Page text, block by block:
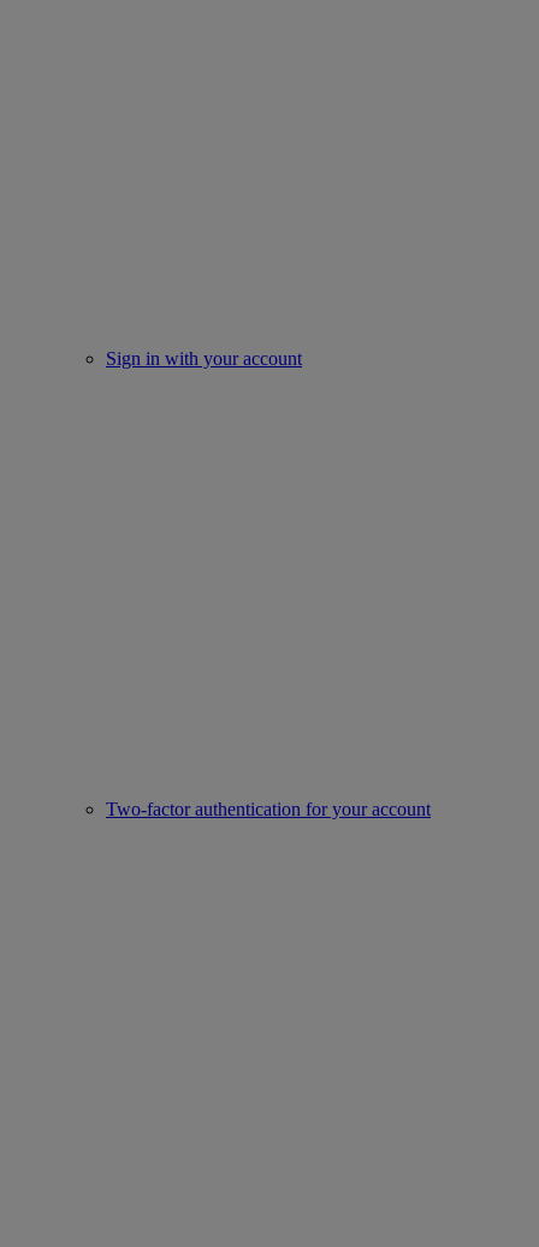
Sign in with your account
Two-factor authentication for your account